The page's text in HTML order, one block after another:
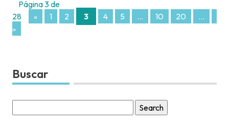
Página 3 de
28
« 1 2 3 4 5 ... 10 20 ...
»
Buscar
for: